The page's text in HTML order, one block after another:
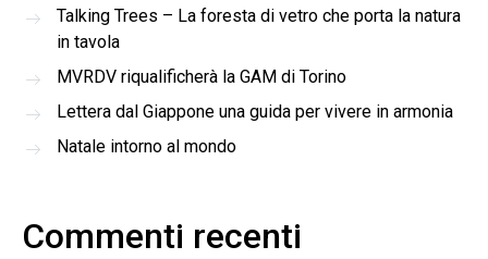
Talking Trees – La foresta di vetro che porta la natura
in tavola
MVRDV riqualificherà la GAM di Torino
Lettera dal Giappone una guida per vivere in armonia
Natale intorno al mondo
Commenti recenti